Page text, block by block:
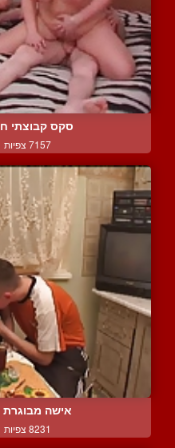
סקס קבוצתי
7157 צפיות
אישה
8231 צפיות